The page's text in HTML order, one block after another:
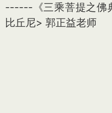
------《三乘菩提之佛
比丘尼> 郭正益老师